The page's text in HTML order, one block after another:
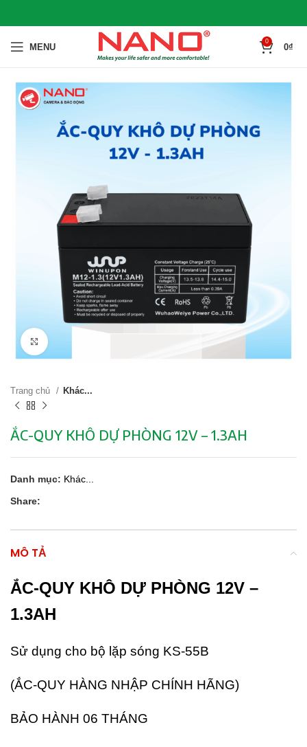
MENU
0
0₫
Trang chủ Khác...
ẮC-QUY KHÔ DỰ PHÒNG 12V – 1.3AH
Danh mục: Khác...
Share:
MÔ TẢ
ẮC-QUY KHÔ DỰ PHÒNG 12V –
1.3AH
Sử dụng cho bộ lặp sóng KS-55B
(ẮC-QUY HÀNG NHẬP CHÍNH HÃNG)
BẢO HÀNH 06 THÁNG